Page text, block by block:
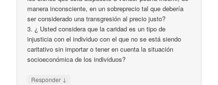
manera inconsciente, en un sobreprecio tal que debería
ser considerado una transgresión al precio justo?
3. ‎¿ Usted considera que la caridad es un tipo de
injusticia con el individuo con el que no se está siendo
caritativo sin importar o tener en cuenta la situación
socioeconómica de los individuos?
Responder ↓